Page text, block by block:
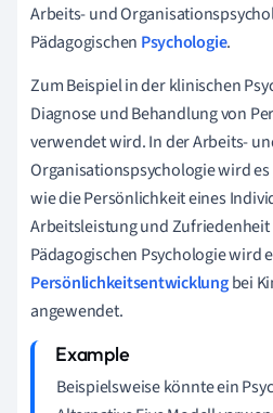
Arbeits- und
Pädagogischen Psychologie.
Zum Beispiel in der klinischen
Diagnose und Behandlung von
verwendet wird. In der Arbeits-
Organisationspsychologie wird
wie die Persönlichkeit eines
Arbeitsleistung und
Pädagogischen Psychologie wird
Persönlichkeitsentwicklungbei
angewendet.
Beispielsweise könnte ein